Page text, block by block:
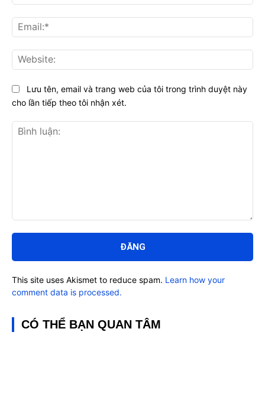
luận:
Lưu tên, email và trang web của tôi trong trình duyệt này
cho lần tiếp theo tôi nhận xét.
This site uses Akismet to reduce spam. Learn how your
comment data is processed.
CÓ THỂ BẠN QUAN TÂM